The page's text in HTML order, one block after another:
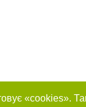
«cookies».